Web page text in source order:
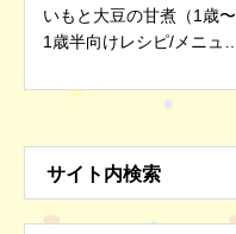
いもと大豆の甘煮（1歳〜
1歳半向けレシピ/メニュ
サイト内検索